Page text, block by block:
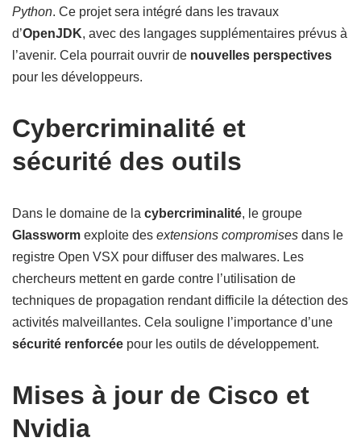
Python. Ce projet sera intégré dans les travaux
d’OpenJDK, avec des langages supplémentaires prévus à
l’avenir. Cela pourrait ouvrir de nouvelles perspectives
pour les développeurs.
Cybercriminalité et
sécurité des outils
Dans le domaine de la cybercriminalité, le groupe
Glassworm exploite des extensions compromises dans le
registre Open VSX pour diffuser des malwares. Les
chercheurs mettent en garde contre l’utilisation de
techniques de propagation rendant difficile la détection des
activités malveillantes. Cela souligne l’importance d’une
sécurité renforcée pour les outils de développement.
Mises à jour de Cisco et
Nvidia